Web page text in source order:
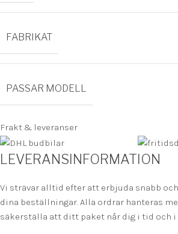
FABRIKAT
PASSAR MODELL
Frakt & leveranser
LEVERANSINFORMATION
Vi strävar alltid efter att erbjuda snabb
dina beställningar. Alla ordrar hanteras
säkerställa att ditt paket når dig i tid och